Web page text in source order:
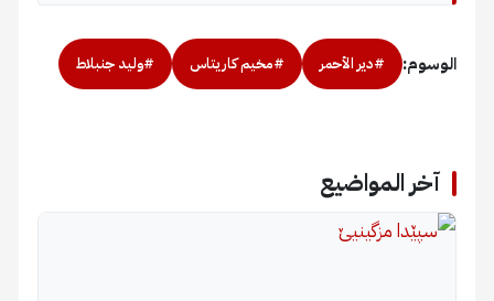
الوسوم: #دير الأحمر #مخيم كاريتاس #وليد جنبلاط
آخر المواضيع